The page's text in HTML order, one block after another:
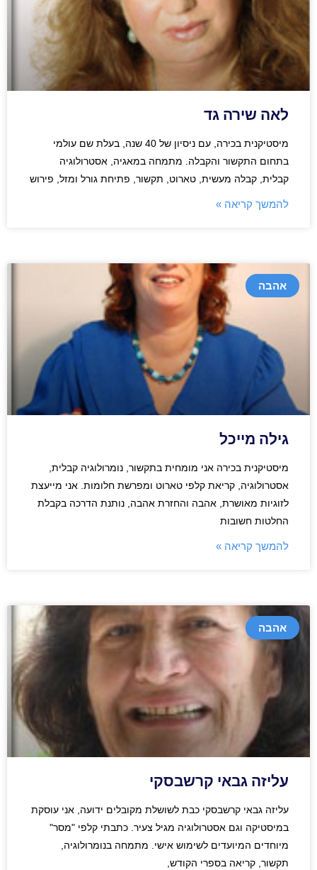
לאה שירה גד
מיסטיקנית בכירה, עם ניסיון של 40 שנה, בעלת שם עולמי
בתחום התקשור והקבלה. מתמחה במאגיה, אסטרולוגיה
קבלית, קבלה מעשית, טארוט, תקשור, פתיחת גורל ומזל, פירוש
להמשך קריאה »
אהבה
גילה מייכל
מיסטיקנית בכירה אני מומחית בתקשור, נומרולוגיה קבלית,
אסטרולוגיה, קריאת קלפי טארוט ומפרשת חלומות. אני מייעצת
לזוגיות מאושרת, אהבה והחזרת אהבה, נותנת הדרכה בקבלת
החלטות חשובות
להמשך קריאה »
אהבה
עליזה גבאי קרשבסקי
עליזה גבאי קרשבסקי כבת לשושלת מקובלים ידועה, אני עוסקת
במיסטיקה וגם אסטרולוגיה מגיל צעיר. כתבתי קלפי "מסר"
מיוחדים המיועדים לשימוש אישי. מתמחה בנומרולוגיה,
תקשור, קריאה בספרי הקודש,